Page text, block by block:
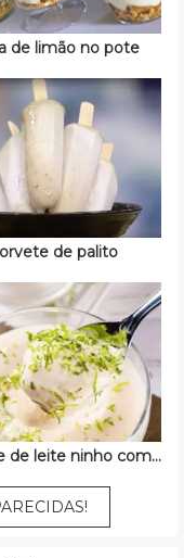
de limão no pote
de palito
Mousse de leite ninho com limão